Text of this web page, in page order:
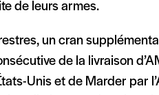
de leurs armes.
un cran
de la livraison
Unis et de Marder par